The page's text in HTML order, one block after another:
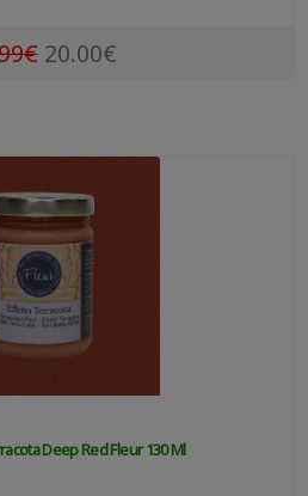
20.00€
Deep Red Fleur 130 Ml